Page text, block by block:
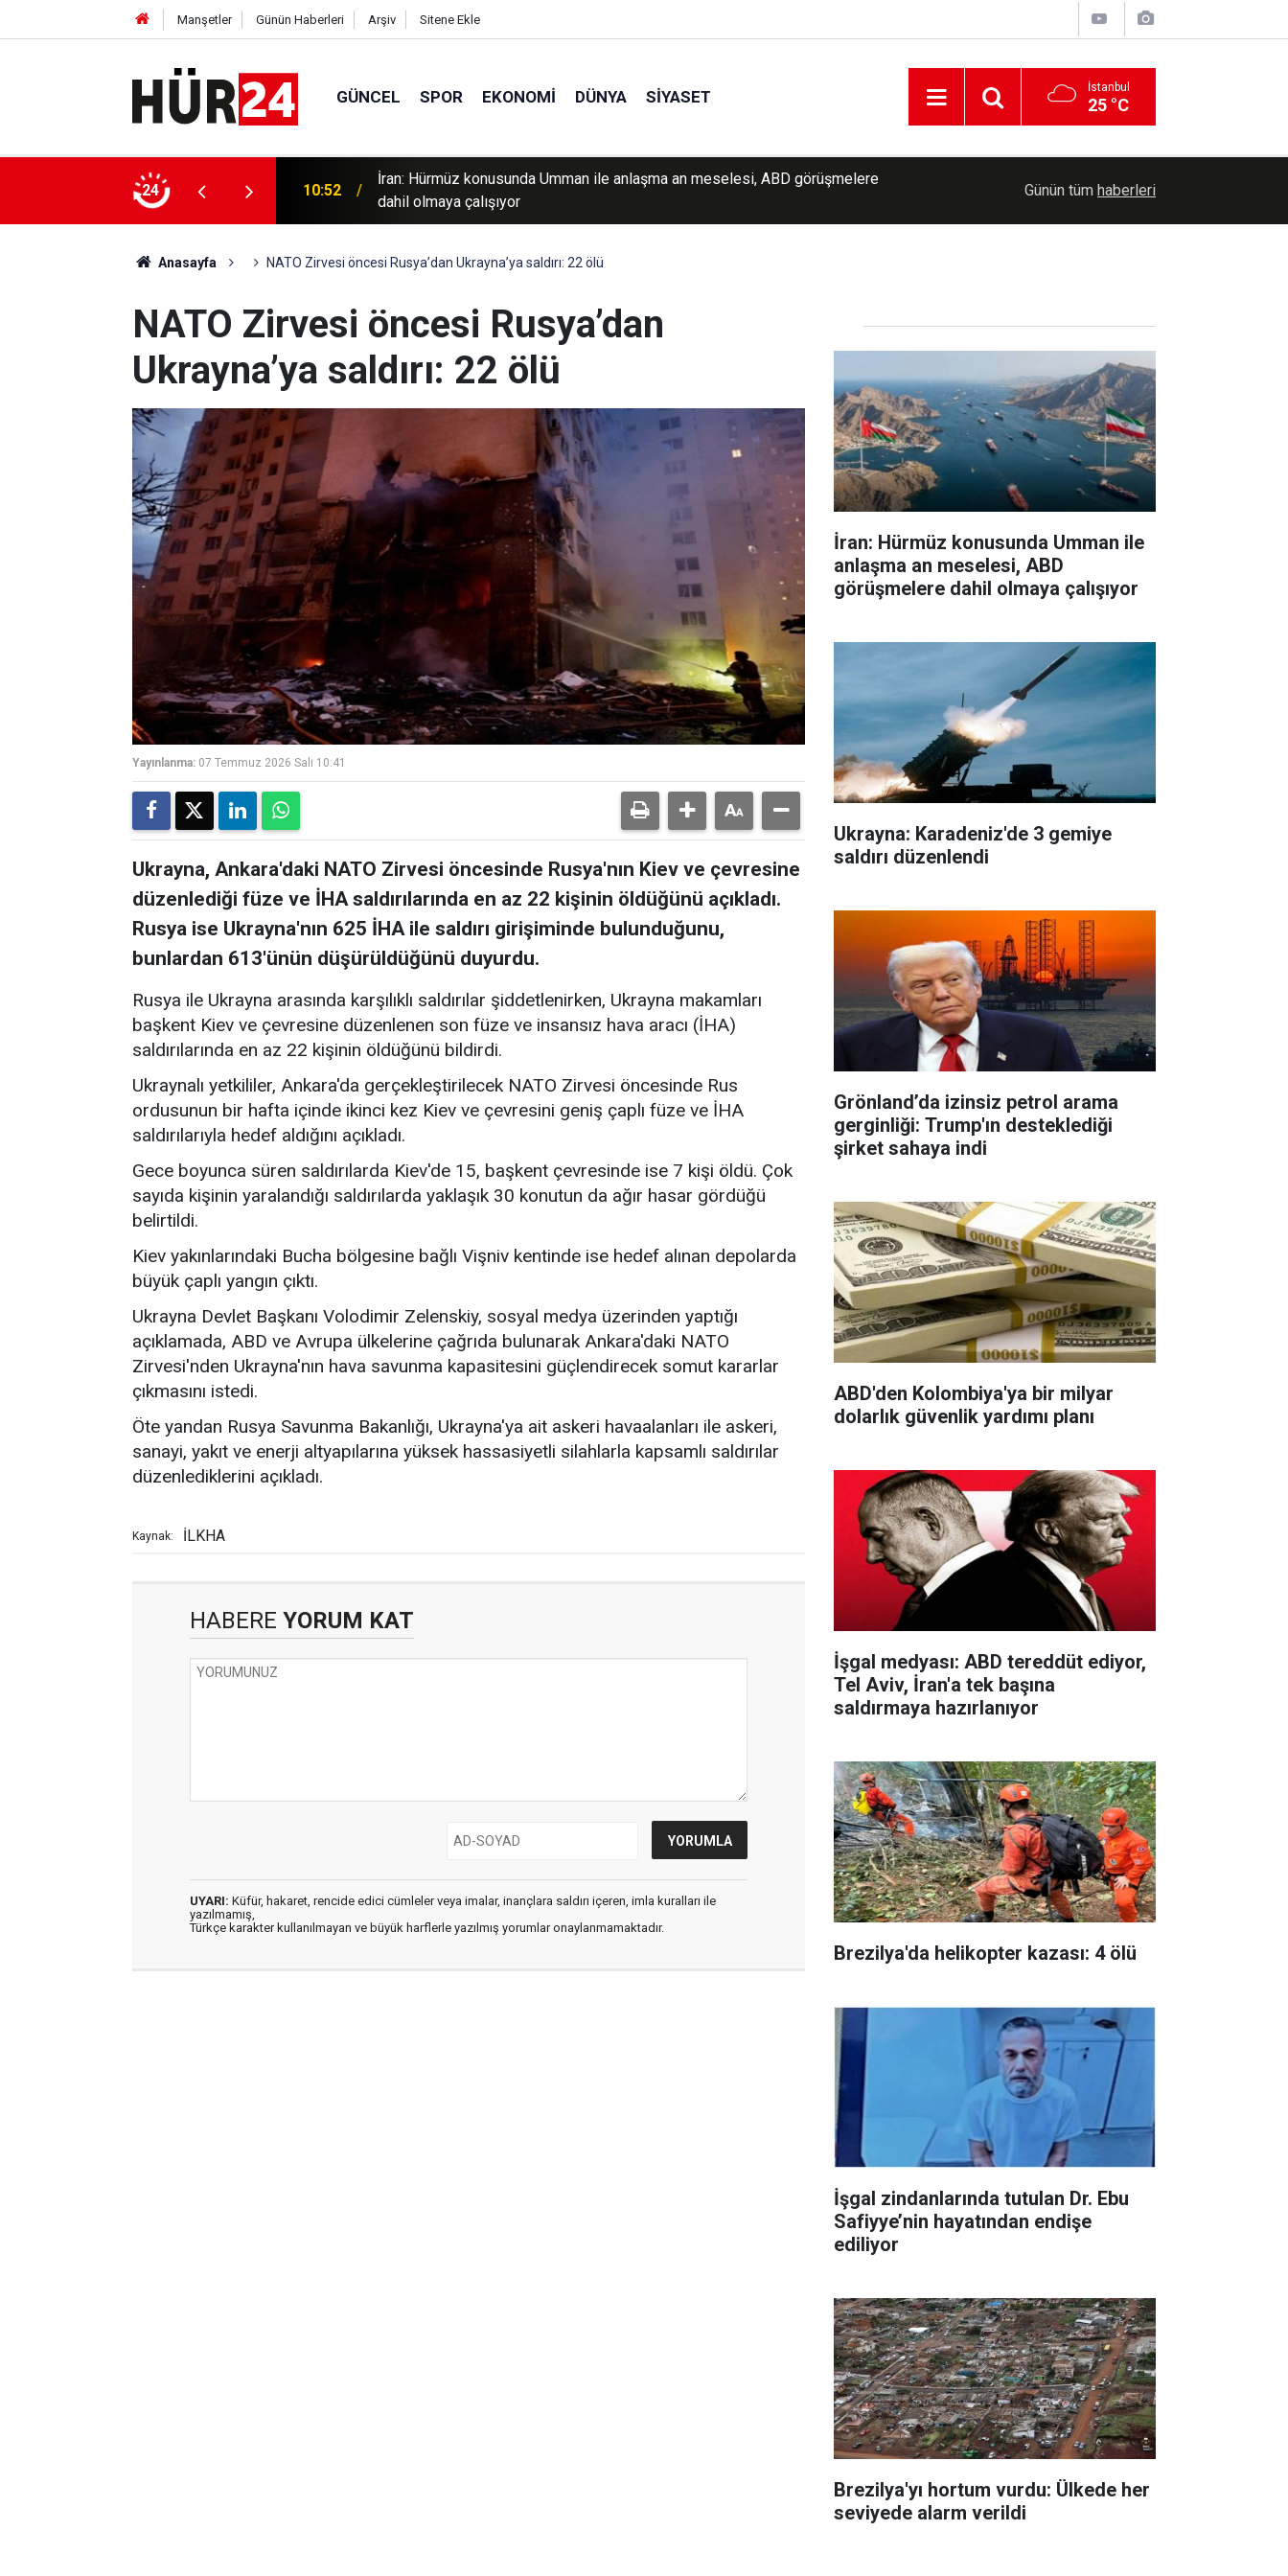
Manşetler Günün Haberleri Arşiv Sitene Ekle
GÜNCEL SPOR EKONOMI DÜNYA SIYASET İstanbul
25 °C
24
denizlerde enerji arıyor 10:52
İran: Hürmüz konusunda Umman ile anlaşma an meselesi, ABD görüşmelere
dahil olmaya çalışıyor
Ukrayna: Karadeniz'de 3 gemiye saldırı
Günün tüm haberleri
Anasayfa NATO Zirvesi öncesi Rusya’dan Ukrayna’ya saldırı: 22 ölü
NATO Zirvesi öncesi Rusya’dan
Ukrayna’ya saldırı: 22 ölü
Yayınlanma: 07 Temmuz 2026 Salı 10:41
Ukrayna, Ankara'daki NATO Zirvesi öncesinde Rusya'nın Kiev ve çevresine
düzenlediği füze ve İHA saldırılarında en az 22 kişinin öldüğünü açıkladı.
Rusya ise Ukrayna'nın 625 İHA ile saldırı girişiminde bulunduğunu,
bunlardan 613'ünün düşürüldüğünü duyurdu.
Rusya ile Ukrayna arasında karşılıklı saldırılar şiddetlenirken, Ukrayna makamları
başkent Kiev ve çevresine düzenlenen son füze ve insansız hava aracı (İHA)
saldırılarında en az 22 kişinin öldüğünü bildirdi.
Ukraynalı yetkililer, Ankara'da gerçekleştirilecek NATO Zirvesi öncesinde Rus
ordusunun bir hafta içinde ikinci kez Kiev ve çevresini geniş çaplı füze ve İHA
saldırılarıyla hedef aldığını açıkladı.
Gece boyunca süren saldırılarda Kiev'de 15, başkent çevresinde ise 7 kişi öldü. Çok
sayıda kişinin yaralandığı saldırılarda yaklaşık 30 konutun da ağır hasar gördüğü
belirtildi.
Kiev yakınlarındaki Bucha bölgesine bağlı Vişniv kentinde ise hedef alınan depolarda
büyük çaplı yangın çıktı.
Ukrayna Devlet Başkanı Volodimir Zelenskiy, sosyal medya üzerinden yaptığı
açıklamada, ABD ve Avrupa ülkelerine çağrıda bulunarak Ankara'daki NATO
Zirvesi'nden Ukrayna'nın hava savunma kapasitesini güçlendirecek somut kararlar
çıkmasını istedi.
Öte yandan Rusya Savunma Bakanlığı, Ukrayna'ya ait askeri havaalanları ile askeri,
sanayi, yakıt ve enerji altyapılarına yüksek hassasiyetli silahlarla kapsamlı saldırılar
düzenlediklerini açıkladı.
Kaynak: İLKHA
HABERE YORUM KAT
UYARI: Küfür, hakaret, rencide edici cümleler veya imalar, inançlara saldırı içeren, imla kuralları ile
yazılmamış,
Türkçe karakter kullanılmayan ve büyük harflerle yazılmış yorumlar onaylanmamaktadır.
İran: Hürmüz konusunda Umman ile
anlaşma an meselesi, ABD
görüşmelere dahil olmaya çalışıyor
Ukrayna: Karadeniz'de 3 gemiye
saldırı düzenlendi
Grönland’da izinsiz petrol arama
gerginliği: Trump'ın desteklediği
şirket sahaya indi
ABD'den Kolombiya'ya bir milyar
dolarlık güvenlik yardımı planı
İşgal medyası: ABD tereddüt ediyor,
Tel Aviv, İran'a tek başına
saldırmaya hazırlanıyor
Brezilya'da helikopter kazası: 4 ölü
İşgal zindanlarında tutulan Dr. Ebu
Safiyye’nin hayatından endişe
ediliyor
Brezilya'yı hortum vurdu: Ülkede her
seviyede alarm verildi